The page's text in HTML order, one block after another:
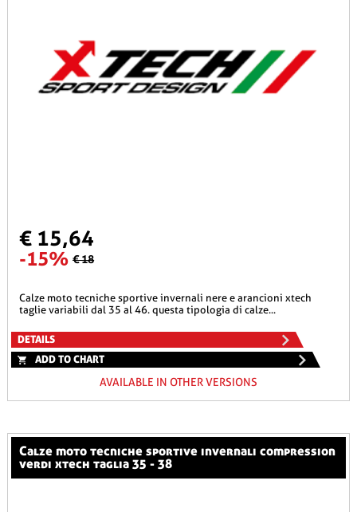
€ 15,64
-15% € 18
calze moto tecniche sportive invernali nere e arancioni xtech
taglie variabili dal 35 al 46. questa tipologia di calze...
DETAILS
ADD TO CHART
AVAILABLE IN OTHER VERSIONS
calze moto tecniche sportive invernali compression
verdi xtech taglia 35 - 38